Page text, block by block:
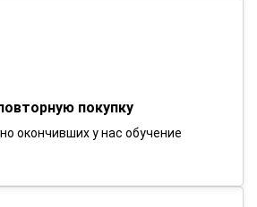
покупку
окончивших у нас обучение